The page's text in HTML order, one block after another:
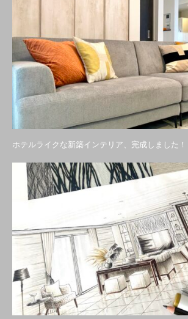
ホテルライクな新築インテリア、完成しました！